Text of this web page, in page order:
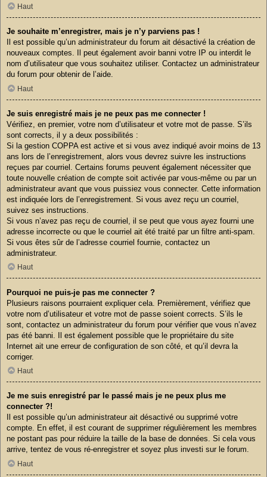
Haut
Je souhaite m’enregistrer, mais je n’y parviens pas !
Il est possible qu’un administrateur du forum ait désactivé la création de
nouveaux comptes. Il peut également avoir banni votre IP ou interdit le
nom d’utilisateur que vous souhaitez utiliser. Contactez un administrateur
du forum pour obtenir de l’aide.
Haut
Je suis enregistré mais je ne peux pas me connecter !
Vérifiez, en premier, votre nom d’utilisateur et votre mot de passe. S’ils
sont corrects, il y a deux possibilités :
Si la gestion COPPA est active et si vous avez indiqué avoir moins de 13
ans lors de l’enregistrement, alors vous devrez suivre les instructions
reçues par courriel. Certains forums peuvent également nécessiter que
toute nouvelle création de compte soit activée par vous-même ou par un
administrateur avant que vous puissiez vous connecter. Cette information
est indiquée lors de l’enregistrement. Si vous avez reçu un courriel,
suivez ses instructions.
Si vous n’avez pas reçu de courriel, il se peut que vous ayez fourni une
adresse incorrecte ou que le courriel ait été traité par un filtre anti-spam.
Si vous êtes sûr de l’adresse courriel fournie, contactez un
administrateur.
Haut
Pourquoi ne puis-je pas me connecter ?
Plusieurs raisons pourraient expliquer cela. Premièrement, vérifiez que
votre nom d’utilisateur et votre mot de passe soient corrects. S’ils le
sont, contactez un administrateur du forum pour vérifier que vous n’avez
pas été banni. Il est également possible que le propriétaire du site
Internet ait une erreur de configuration de son côté, et qu’il devra la
corriger.
Haut
Je me suis enregistré par le passé mais je ne peux plus me
connecter ?!
Il est possible qu’un administrateur ait désactivé ou supprimé votre
compte. En effet, il est courant de supprimer régulièrement les membres
ne postant pas pour réduire la taille de la base de données. Si cela vous
arrive, tentez de vous ré-enregistrer et soyez plus investi sur le forum.
Haut